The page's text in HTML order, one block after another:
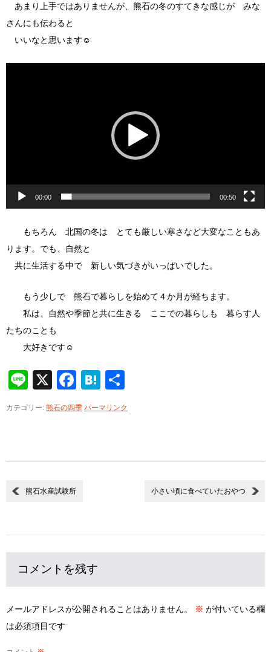
あまり上手ではありませんが、熊石の冬のすてきな感じが みな
さんにも伝わると
いいなと思います☺
00:00 00:50
もちろん 北国の冬は とても厳しい寒さなど大変なこともあ
ります。でも、自然と
共に生活する中で 新しい気づきがいっぱいでした。
もう少しで 熊石で暮らしを始めて４か月が経ちます。
私は、自然や季節と共に生きる ここでの暮らしも 暮らす人
たちのことも
大好きです☺
Line
X Facebook
Hatena
カテゴリー: 熊石の四季 パーマリンク
熊石水産試験所 小さい頃に食べていたおやつ
コメントを残す
メールアドレスが公開されることはありません。 ※ が付いている欄
は必須項目です